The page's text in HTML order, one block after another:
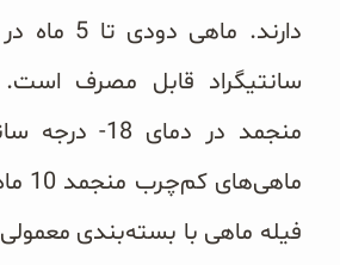
سانتیگراد قابل مصرف